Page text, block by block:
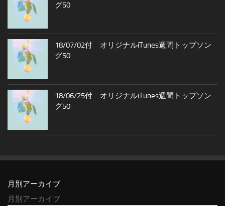
グ50
18/07/02付 オリジナルiTunes週間トップソン
グ50
18/06/25付 オリジナルiTunes週間トップソン
グ50
月別アーカイブ
月別アーカイブ